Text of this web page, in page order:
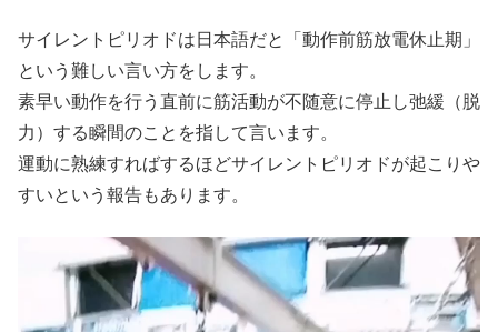
サイレントピリオドは日本語だと「動作前筋放電休止期」
という難しい言い方をします。
素早い動作を行う直前に筋活動が不随意に停止し弛緩（脱
力）する瞬間のことを指して言います。
運動に熟練すればするほどサイレントピリオドが起こりや
すいという報告もあります。